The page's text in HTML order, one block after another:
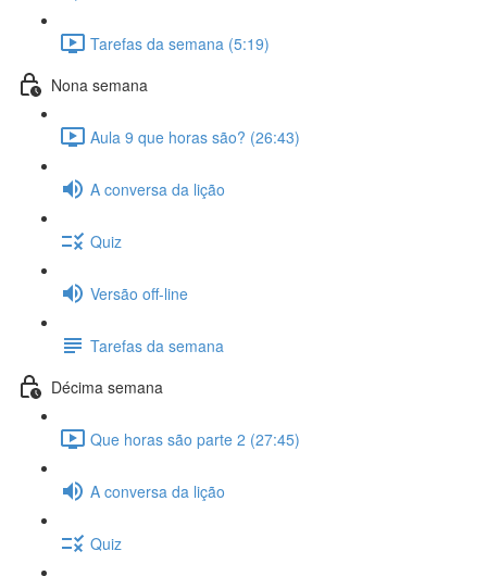
Tarefas da semana (5:19)
Nona semana
Aula 9 que horas são? (26:43)
A conversa da lição
Quiz
Versão off-line
Tarefas da semana
Décima semana
Que horas são parte 2 (27:45)
A conversa da lição
Quiz